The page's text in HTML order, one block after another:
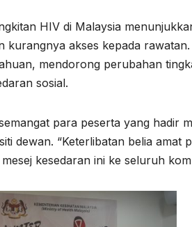
HIV di Malaysia
kurangnya akses kepada
mendorong perubahan
sosial.
para peserta yang hadir
dewan. “Keterlibatan belia amat
kesedaran ini ke seluruh